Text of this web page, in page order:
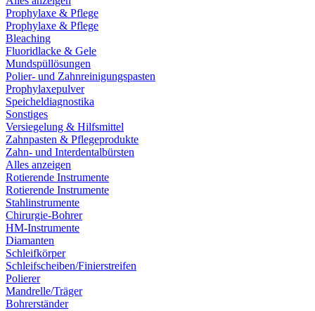
Prophylaxe & Pflege
Prophylaxe & Pflege
Bleaching
Fluoridlacke & Gele
Mundspüllösungen
Polier- und Zahnreinigungspasten
Prophylaxepulver
Speicheldiagnostika
Sonstiges
Versiegelung & Hilfsmittel
Zahnpasten & Pflegeprodukte
Zahn- und Interdentalbürsten
Alles anzeigen
Rotierende Instrumente
Rotierende Instrumente
Stahlinstrumente
Chirurgie-Bohrer
HM-Instrumente
Diamanten
Schleifkörper
Schleifscheiben/Finierstreifen
Polierer
Mandrelle/Träger
Bohrerständer